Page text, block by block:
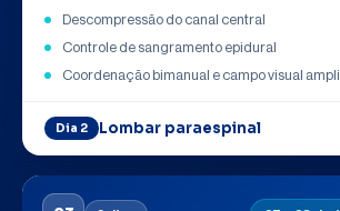
Descompressão do canal central
Controle de sangramento epidural
Coordenação bimanual e campo visual
Dia 2 Lombar paraespinal